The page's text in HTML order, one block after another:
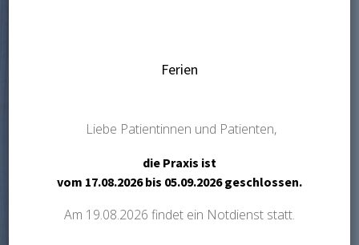
Lächeln verschönert.
Wunschlächeln langfristig zu
Innenseite der Frontzähne
sogenannte Retainer geklebt.
Zusätzlich tragen Sie
Ferien
Liebe Patientinnen und Patienten,
die Praxis ist
vom 17.08.2026 bis 05.09.2026geschlossen.
Am 19.08.2026 findet ein Notdienst statt.